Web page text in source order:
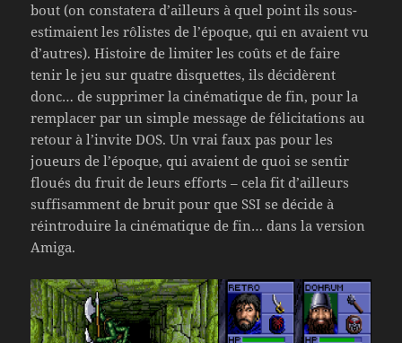
bout (on constatera d’ailleurs à quel point ils sous-
estimaient les rôlistes de l’époque, qui en avaient vu
d’autres). Histoire de limiter les coûts et de faire
tenir le jeu sur quatre disquettes, ils décidèrent
donc… de supprimer la cinématique de fin, pour la
remplacer par un simple message de félicitations au
retour à l’invite DOS. Un vrai faux pas pour les
joueurs de l’époque, qui avaient de quoi se sentir
floués du fruit de leurs efforts – cela fit d’ailleurs
suffisamment de bruit pour que SSI se décide à
réintroduire la cinématique de fin… dans la version
Amiga.